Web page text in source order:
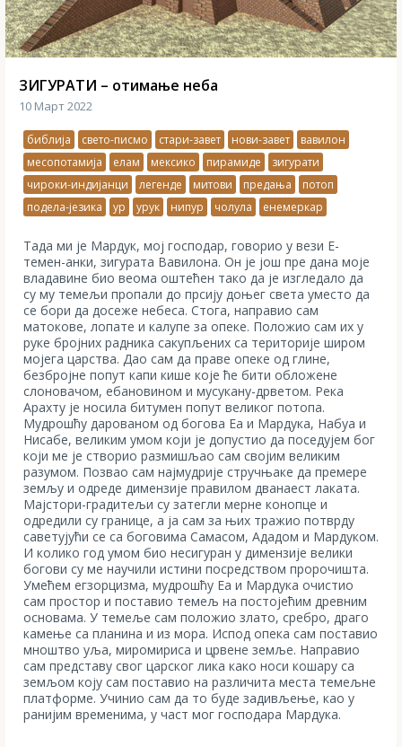
ЗИГУРАТИ – отимање неба
10 Март 2022
библија свето-писмо стари-завет нови-завет
вавилон
месопотамија
елам мексико пирамиде
зигурати
чироки-индијанци
легенде митови предања
потоп
подела-језика
ур урук нипур чолула енемеркар
Тада ми је Мардук, мој господар, говорио у вези Е-
темен-анки, зигурата Вавилона. Он је још пре дана моје
владавине био веома оштећен тако да је изгледало да
су му темељи пропали до прсију доњег света уместо да
се бори да досеже небеса. Стога, направио сам
матокове, лопате и калупе за опеке. Положио сам их у
руке бројних радника сакупљених са територије широм
мојега царства. Дао сам да праве опеке од глине,
безбројне попут капи кише које ће бити обложене
слоновачом, ебановином и мусукану-дрветом. Река
Арахту је носила битумен попут великог потопа.
Мудрошћу дарованом од богова Еа и Мардука, Набуа и
Нисабе, великим умом који је допустио да поседујем бог
који ме је створио размишљао сам својим великим
разумом. Позвао сам најмудрије стручњаке да премере
земљу и одреде димензије правилом дванаест лаката.
Мајстори-градитељи су затегли мерне конопце и
одредили су границе, а ја сам за њих тражио потврду
саветујући се са боговима Самасом, Ададом и Мардуком.
И колико год умом био несигуран у димензије велики
богови су ме научили истини пoсредством пророчишта.
Умећем егзорцизма, мудрошћу Еа и Мардука очистио
сам простор и поставио темељ на постојећим древним
основама. У темеље сам положио злато, сребро, драго
камење са планина и из мора. Испод опека сам поставио
мноштво уља, миромириса и црвене земље. Направио
сам представу свог царског лика како носи кошару са
земљом коју сам поставио на различита места темељне
платформе. Учинио сам да то буде задивљење, као у
ранијим временима, у част мог господара Мардука.